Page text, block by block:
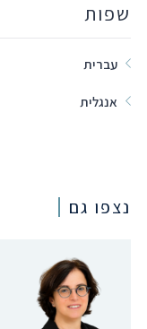
שפות
עברית
אנגלית
נצפו גם